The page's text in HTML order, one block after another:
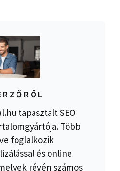
tapasztalt SEO
Több
foglalkozik
és online
révén számos